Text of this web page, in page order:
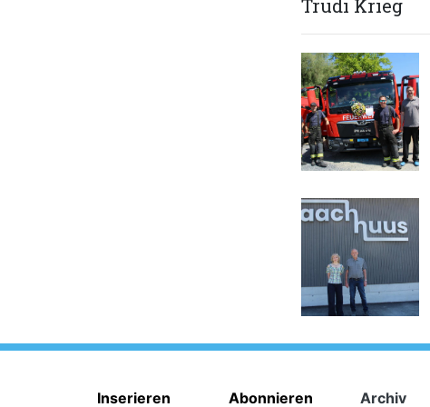
Trudi Krieg
Inserieren Abonnieren Archiv